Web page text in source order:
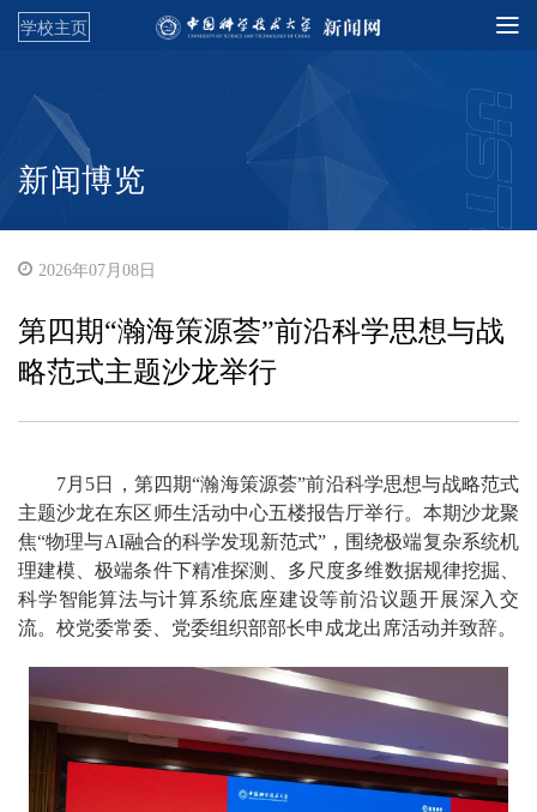
学校主页
新闻博览
2026年07月08日
第四期“瀚海策源荟”前沿科学思想与战
略范式主题沙龙举行
7月5日，第四期“瀚海策源荟”前沿科学思想与战略范式
主题沙龙在东区师生活动中心五楼报告厅举行。本期沙龙聚
焦“物理与AI融合的科学发现新范式”，围绕极端复杂系统机
理建模、极端条件下精准探测、多尺度多维数据规律挖掘、
科学智能算法与计算系统底座建设等前沿议题开展深入交
流。校党委常委、党委组织部部长申成龙出席活动并致辞。